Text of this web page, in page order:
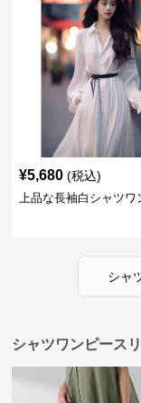
¥5,680 (税込)
上品な長袖白シャツワ
シャ
シャツワンピース